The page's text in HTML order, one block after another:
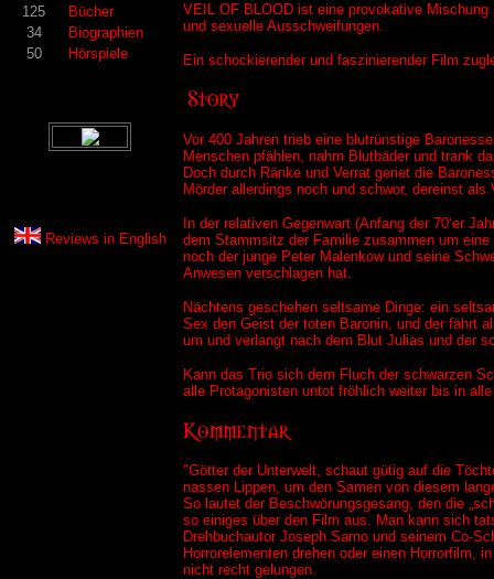
125
Bücher
34
Biographien
50
Hörspiele
Reviews in English
VEIL OF BLOOD ist eine provokative
und sexuelle Ausschweifungen.
Ein schockierender und faszinierender Film
Vor 400 Jahren trieb eine blutrünstige
Menschen pfählen, nahm Blutbäder und trank
Doch durch Ränke und Verrat geriet die
Mörder allerdings noch und schwor, dereinst
In der relativen Gegenwart (Anfang der 70‘er
dem Stammsitz der Familie zusammen um
noch der junge Peter Malenkow und seine
Anwesen verschlagen hat.
Nächtens geschehen seltsame Dinge: ein
Sex den Geist der toten Baronin, und der fährt
um und verlangt nach dem Blut Julias und der
Kann das Trio sich dem Fluch der schwarzen
alle Protagonisten untot fröhlich weiter bis in
"Götter der Unterwelt, schaut gütig auf die
nassen Lippen, um den Samen von diesem
So lautet der Beschwörungsgesang, den die
so einiges über den Film aus. Man kann sich
Drehbuchautor Joseph Sarno und seinem Co-
Horrorelementen drehen oder einen Horrorfilm,
nicht recht gelungen.